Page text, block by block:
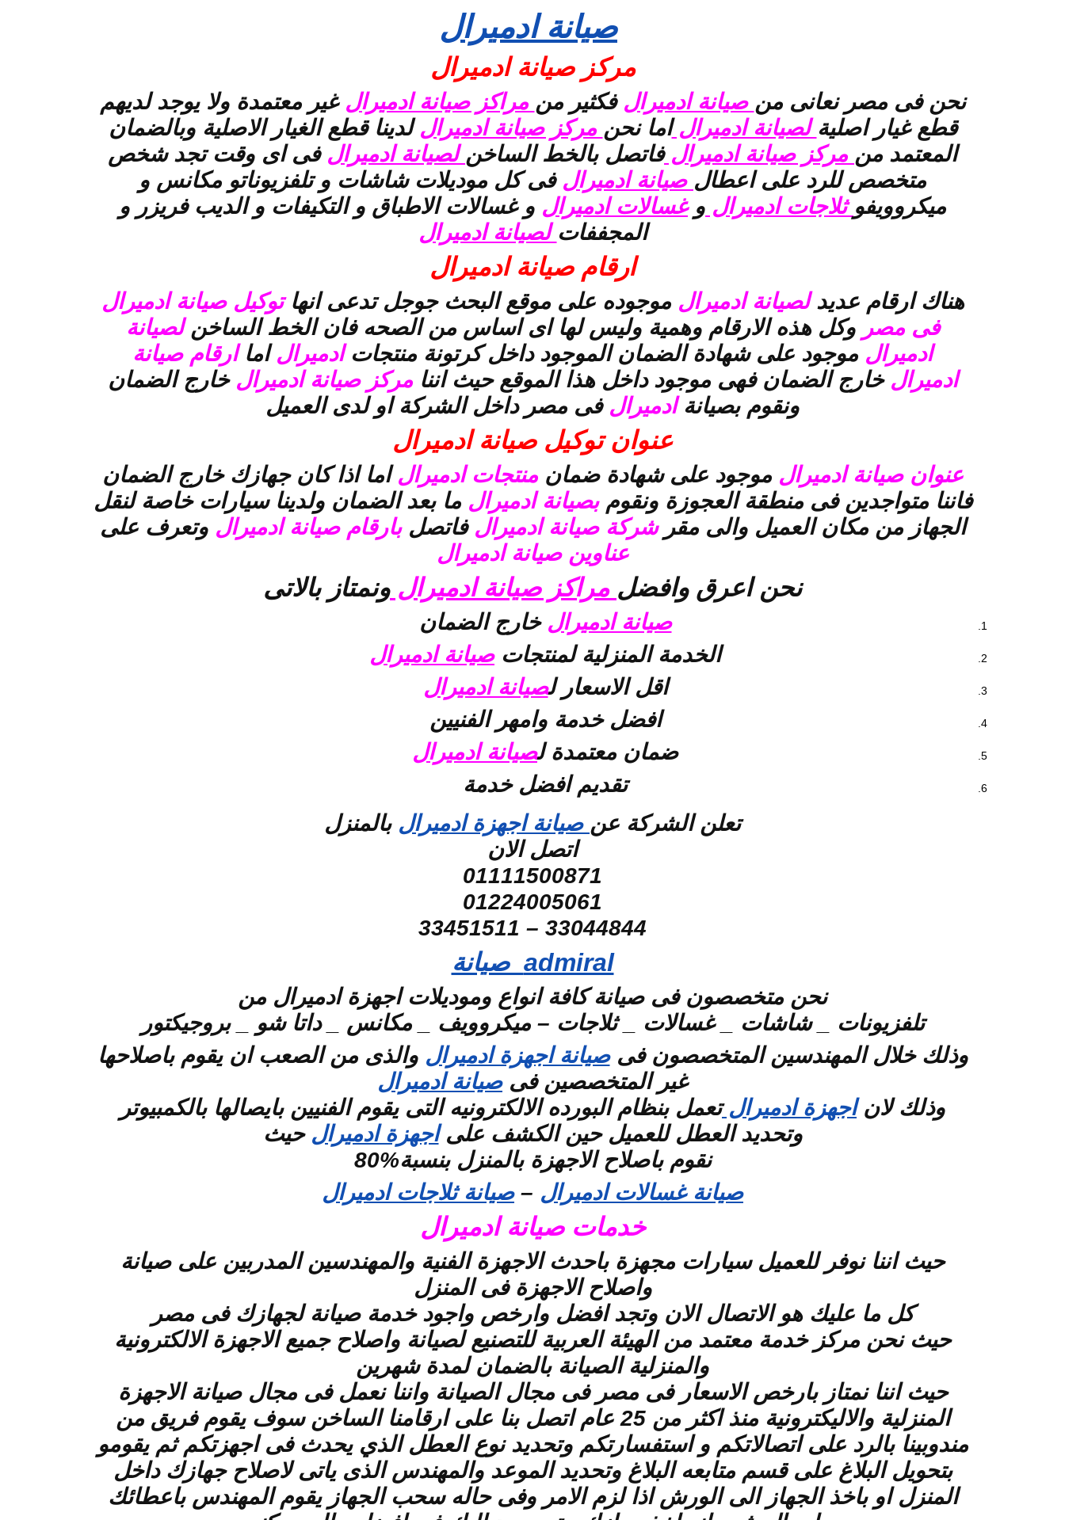
صيانة ادميرال
مركز صيانة ادميرال
نحن فى مصر نعانى من صيانة ادميرال فكثير من مراكز صيانة ادميرال غير معتمدة ولا يوجد لديهم
قطع غيار اصلية لصيانة ادميرالاما نحن مركز صيانة ادميرال لدينا قطع الغيار الاصلية وبالضمان
المعتمد من مركز صيانة ادميرالفاتصل بالخط الساخن لصيانة ادميرال فى اى وقت تجد شخص
متخصص للرد على اعطال صيانة ادميرال فى كل موديلات شاشات و تلفزيوناتو مكانس و
ميكروويفو ثلاجات ادميرال وغسالات ادميرال و غسالات الاطباق و التكيفات و الديب فريزر و
المجففات لصيانة ادميرال
ارقام صيانة ادميرال
هناك ارقام عديد لصيانة ادميرالموجوده على موقع البحث جوجل تدعى انها توكيل صيانة ادميرال
فى مصروكل هذه الارقام وهمية وليس لها اى اساس من الصحه فان الخط الساخن لصيانة
ادميرال موجود على شهادة الضمان الموجود داخل كرتونة منتجاتادميرالاما ارقام صيانة
ادميرالخارج الضمان فهى موجود داخل هذا الموقع حيث اننامركز صيانة ادميرالخارج الضمان
ونقوم بصيانةادميرالفى مصر داخل الشركة او لدى العميل
عنوان توكيل صيانة ادميرال
عنوان صيانة ادميرالموجود على شهادة ضمانمنتجات ادميرالاما اذا كان جهازك خارج الضمان
فاننا متواجدين فى منطقة العجوزة ونقوم بصيانة ادميرالما بعد الضمان ولدينا سيارات خاصة لنقل
الجهاز من مكان العميل والى مقرشركة صيانة ادميرالفاتصل بارقام صيانة ادميرالوتعرف على
عناوين صيانة ادميرال
نحن اعرق وافضل مراكز صيانة ادميرالونمتاز بالاتى
صيانة ادميرال خارج الضمان
الخدمة المنزلية لمنتجاتصيانة ادميرال
اقل الاسعار لصيانة ادميرال
افضل خدمة وامهر الفنيين
ضمان معتمدة لصيانة ادميرال
تقديم افضل خدمة
تعلن الشركة عن صيانة اجهزة ادميرال بالمنزل
اتصل الان
01111500871
01224005061
33044844 – 33451511
admiral صيانة
نحن متخصصون فى صيانة كافة انواع وموديلات اجهزة ادميرال من
تلفزيونات _ شاشات _ غسالات _ ثلاجات – ميكروويف _ مكانس _ داتا شو _ بروجيكتور
وذلك خلال المهندسين المتخصصون فىصيانة اجهزة ادميرال والذى من الصعب ان يقوم باصلاحها
غير المتخصصين فىصيانة ادميرال
وذلك لاناجهزة ادميرالتعمل بنظام البورده الالكترونيه التى يقوم الفنيين بايصالها بالكمبيوتر
وتحديد العطل للعميل حين الكشف علىاجهزة ادميرال حيث
نقوم باصلاح الاجهزة بالمنزل بنسبة%80
صيانة غسالات ادميرال –صيانة ثلاجات ادميرال
خدمات صيانة ادميرال
حيث اننا نوفر للعميل سيارات مجهزة باحدث الاجهزة الفنية والمهندسين المدربين على صيانة
واصلاح الاجهزة فى المنزل
كل ما عليك هو الاتصال الان وتجد افضل وارخص واجود خدمة صيانة لجهازك فى مصر
حيث نحن مركز خدمة معتمد من الهيئة العربية للتصنيع لصيانة واصلاح جميع الاجهزة الالكترونية
والمنزلية الصيانة بالضمان لمدة شهرين
حيث اننا نمتاز بارخص الاسعار فى مصر فى مجال الصيانة واننا نعمل فى مجال صيانة الاجهزة
المنزلية والاليكترونية منذ اكثر من 25 عام اتصل بنا على ارقامنا الساخن سوف يقوم فريق من
مندوبينا بالرد على اتصالاتكم و استفسارتكم وتحديد نوع العطل الذي يحدث فى اجهزتكم ثم يقومو
بتحويل البلاغ على قسم متابعه البلاغ وتحديد الموعد والمهندس الذى ياتى لاصلاح جهازك داخل
المنزل او باخذ الجهاز الى الورش اذا لزم الامر وفى حاله سحب الجهاز يقوم المهندس باعطائك